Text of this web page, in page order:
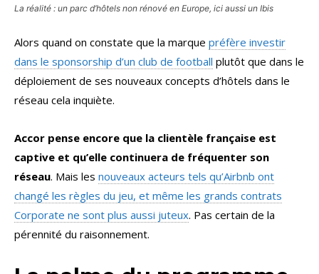
La réalité : un parc d’hôtels non rénové en Europe, ici aussi un Ibis
Alors quand on constate que la marque préfère investir
dans le sponsorship d’un club de football plutôt que dans le
déploiement de ses nouveaux concepts d’hôtels dans le
réseau cela inquiète.
Accor pense encore que la clientèle française est
captive et qu’elle continuera de fréquenter son
réseau. Mais les nouveaux acteurs tels qu’Airbnb ont
changé les règles du jeu, et même les grands contrats
Corporate ne sont plus aussi juteux. Pas certain de la
pérennité du raisonnement.